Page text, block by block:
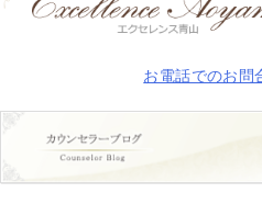
お電話でのお問